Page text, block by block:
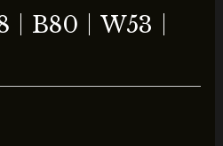
B80｜W53｜